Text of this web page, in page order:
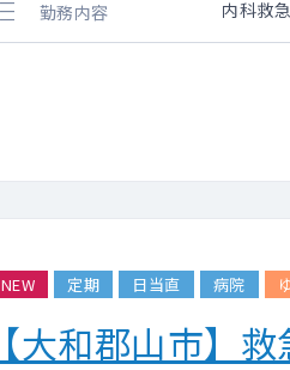
勤務内容 内科救
NEW 定期 日当直 病院
【大和郡山市】